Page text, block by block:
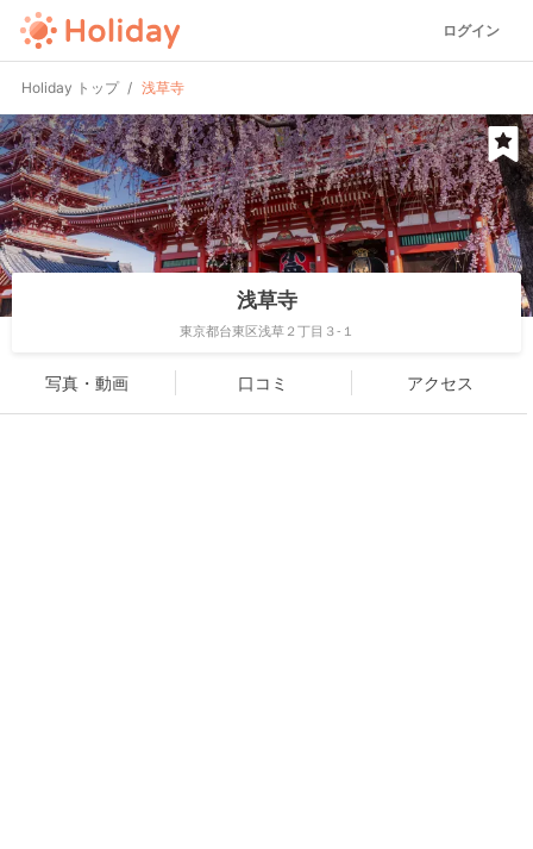
ログイン
Holiday トップ 浅草寺
浅草寺
東京都台東区浅草２丁目３-１
写真・動画 口コミ アクセス